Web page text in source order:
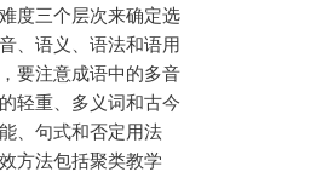
度三个层次来确定选
、语义、语法和语用
要注意成语中的多音
轻重、多义词和古今
、句式和否定用法
方法包括聚类教学